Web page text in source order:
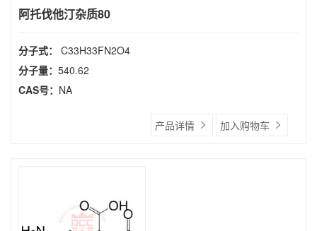
阿托伐他汀杂质80
分子式： C33H33FN2O4
分子量： 540.62
CAS号： NA
产品详情 加入购物车